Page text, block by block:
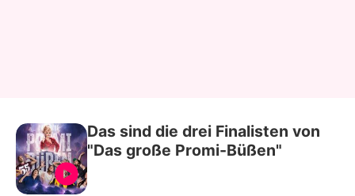
Das sind die drei Finalisten von
"Das große Promi-Büßen"